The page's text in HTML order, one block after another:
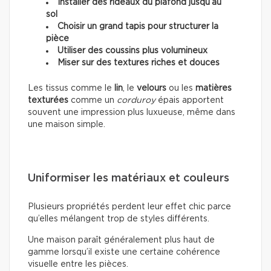
Installer des rideaux du plafond jusqu’au
sol
Choisir un grand tapis pour structurer la
pièce
Utiliser des coussins plus volumineux
Miser sur des textures riches et douces
Les tissus comme le lin, le velours ou les matières
texturées comme un corduroyépais apportent
souvent une impression plus luxueuse, même dans
une maison simple.
Uniformiser les matériaux et couleurs
Plusieurs propriétés perdent leur effet chic parce
qu’elles mélangent trop de styles différents.
Une maison paraît généralement plus haut de
gamme lorsqu’il existe une certaine cohérence
visuelle entre les pièces.